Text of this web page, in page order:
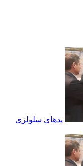
پدهای سلولزی